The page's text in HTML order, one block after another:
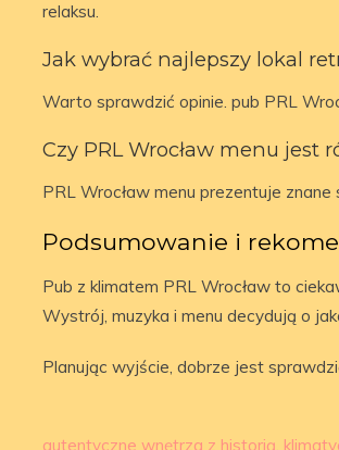
relaksu.
Jak wybrać najlepszy lokal
Warto sprawdzić opinie. pub PRL
Czy PRL Wrocław menu jest
PRL Wrocław menu prezentuje
Podsumowanie i
Pub z klimatem PRL Wrocław to
Wystrój, muzyka i menu decydują o
Planując wyjście, dobrze jest
autentyczne wnętrza z historią